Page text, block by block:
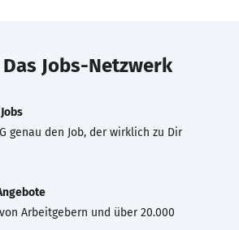
Das Jobs-Netzwerk
genau den Job, der wirklich zu Dir
Arbeitgebern und über 20.000